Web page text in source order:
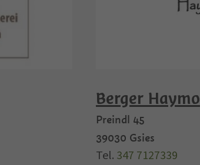
Berger Haymo
Preindl 45
39030 Gsies
Tel. 347 7127339